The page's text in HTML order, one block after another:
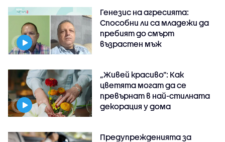
Генезис на агресията:
Способни ли са младежи да
пребият до смърт
възрастен мъж
„Живей красиво”: Как
цветята могат да се
превърнат в най-стилната
декорация у дома
Предупрежденията за